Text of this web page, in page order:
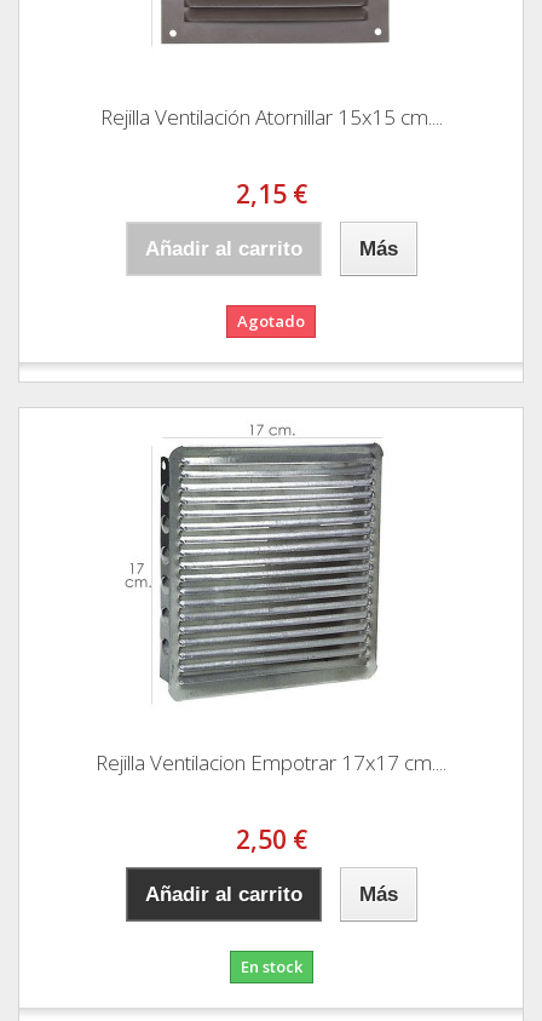
Rejilla Ventilación Atornillar 15x15 cm....
2,15 €
Añadir al carrito Más
Agotado
Rejilla Ventilacion Empotrar 17x17 cm....
2,50 €
Añadir al carrito Más
En stock